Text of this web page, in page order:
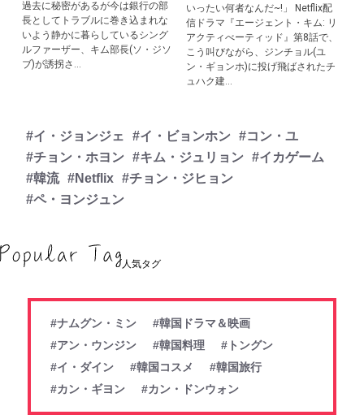
過去に秘密があるが今は銀行の部
長としてトラブルに巻き込まれな
いよう静かに暮らしているシング
ルファーザー、キム部長(ソ・ジソ
ブ)が誘拐さ...
いったい何者なんだ~!」 Netflix配
信ドラマ『エージェント・キム: リ
アクティべーティッド』第8話で、
こう叫びながら、ジンチョル(ユ
ン・ギョンホ)に投げ飛ばされたチ
ュハク建...
#イ・ジョンジェ #イ・ビョンホン #コン・ユ
#チョン・ホヨン #キム・ジュリョン #イカゲーム
#韓流 #Netflix #チョン・ジヒョン
#ペ・ヨンジュン
人気タグ
#ナムグン・ミン
#韓国ドラマ＆映画
#アン・ウンジン
#韓国料理
#トングン
#イ・ダイン
#韓国コスメ
#韓国旅行
#カン・ギヨン
#カン・ドンウォン